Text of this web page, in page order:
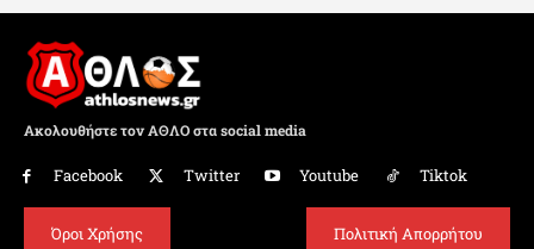
Ακολουθήστε τον ΑΘΛΟ στα social media
Facebook Twitter Youtube Tiktok
Όροι Χρήσης Πολιτική Απορρήτου